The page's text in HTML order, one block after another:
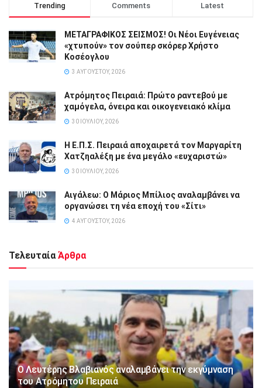
Trending Comments Latest
ΜΕΤΑΓΡΑΦΙΚΟΣ ΣΕΙΣΜΟΣ! Οι Νέοι Ευγένειας
«χτυπούν» τον σούπερ σκόρερ Χρήστο
Κοσέογλου
3 ΑΥΓΟΎΣΤΟΥ, 2026
Ατρόμητος Πειραιά: Πρώτο ραντεβού με
χαμόγελα, όνειρα και οικογενειακό κλίμα
30 ΙΟΥΛΊΟΥ, 2026
Η Ε.Π.Σ. Πειραιά αποχαιρετά τον Μαργαρίτη
Χατζηαλέξη με ένα μεγάλο «ευχαριστώ»
30 ΙΟΥΛΊΟΥ, 2026
Αιγάλεω: Ο Μάριος Μπίλιος αναλαμβάνει να
οργανώσει τη νέα εποχή του «Σίτι»
4 ΑΥΓΟΎΣΤΟΥ, 2026
Τελευταία Άρθρα
Ο Λευτέρης Βλαβιανός αναλαμβάνει την εκγύμναση
του Ατρόμητου Πειραιά